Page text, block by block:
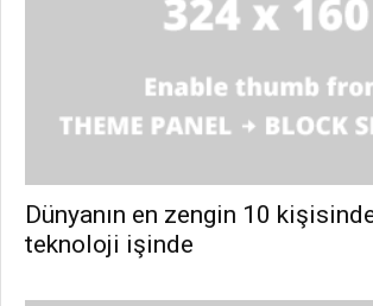
Dünyanın en zengin 10
teknoloji işinde